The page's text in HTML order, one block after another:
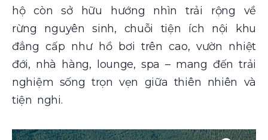
hộ còn sở hữu hướng nhìn trải rộng về
rừng nguyên sinh, chuỗi tiện ích nội khu
đẳng cấp như hồ bơi trên cao, vườn nhiệt
đới, nhà hàng, lounge, spa – mang đến trải
nghiệm sống trọn vẹn giữa thiên nhiên và
tiện nghi.